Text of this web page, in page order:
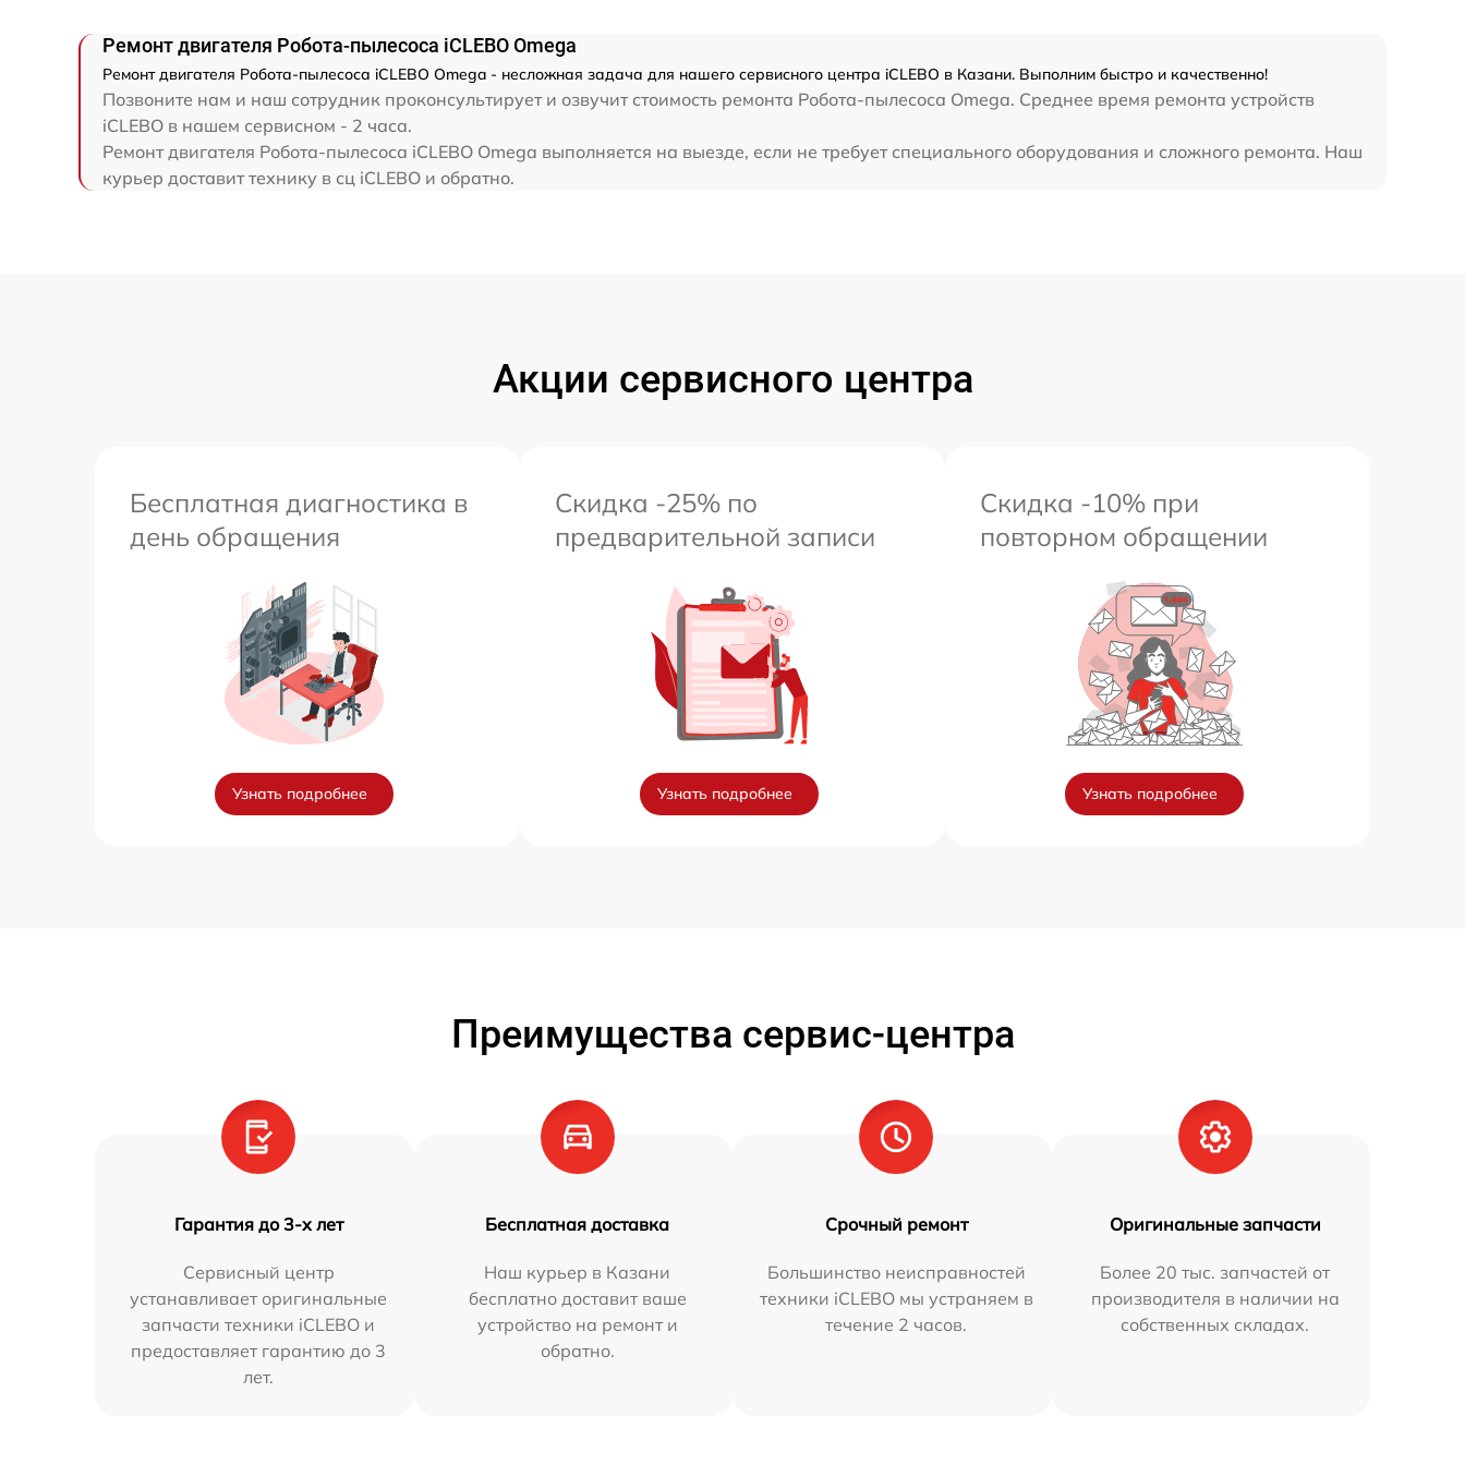
Ремонт двигателя Робота-пылесоса iCLEBO Omega
Ремонт двигателя Робота-пылесоса iCLEBO Omega - несложная задача для нашего сервисного центра iCLEBO в Казани. Выполним быстро и качественно!
Позвоните нам и наш сотрудник проконсультирует и озвучит стоимость ремонта Робота-пылесоса Omega. Среднее время ремонта устройств
iCLEBO в нашем сервисном - 2 часа.
Ремонт двигателя Робота-пылесоса iCLEBO Omega выполняется на выезде, если не требует специального оборудования и сложного ремонта. Наш
курьер доставит технику в сц iCLEBO и обратно.
Акции сервисного центра
Бесплатная диагностика в
день обращения
Узнать подробнее
Скидка -25% по
предварительной записи
Узнать подробнее
Скидка -10% при
повторном обращении
Узнать подробнее
Преимущества сервис-центра
Гарантия до 3-х лет
Сервисный центр
устанавливает оригинальные
запчасти техники iCLEBO и
предоставляет гарантию до 3
лет.
Бесплатная доставка
Наш курьер в Казани
бесплатно доставит ваше
устройство на ремонт и
обратно.
Срочный ремонт
Большинство неисправностей
техники iCLEBO мы устраняем в
течение 2 часов.
Оригинальные запчасти
Более 20 тыс. запчастей от
производителя в наличии на
собственных складах.